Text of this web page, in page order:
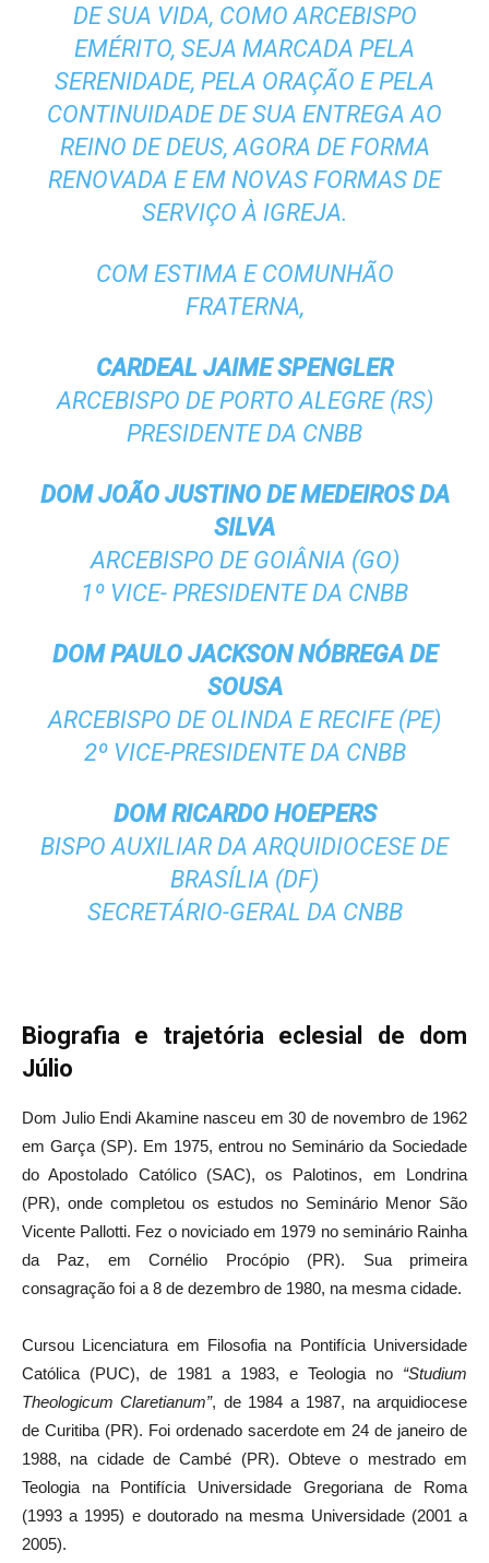
DE SUA VIDA, COMO ARCEBISPO
EMÉRITO, SEJA MARCADA PELA
SERENIDADE, PELA ORAÇÃO E PELA
CONTINUIDADE DE SUA ENTREGA AO
REINO DE DEUS, AGORA DE FORMA
RENOVADA E EM NOVAS FORMAS DE
SERVIÇO À IGREJA.
COM ESTIMA E COMUNHÃO
FRATERNA,
CARDEAL JAIME SPENGLER
ARCEBISPO DE PORTO ALEGRE (RS)
PRESIDENTE DA CNBB
DOM JOÃO JUSTINO DE MEDEIROS DA
SILVA
ARCEBISPO DE GOIÂNIA (GO)
1º VICE- PRESIDENTE DA CNBB
DOM PAULO JACKSON NÓBREGA DE
SOUSA
ARCEBISPO DE OLINDA E RECIFE (PE)
2º VICE-PRESIDENTE DA CNBB
DOM RICARDO HOEPERS
BISPO AUXILIAR DA ARQUIDIOCESE DE
BRASÍLIA (DF)
SECRETÁRIO-GERAL DA CNBB
Biografia e trajetória eclesial de dom
Júlio
Dom Julio Endi Akamine nasceu em 30 de novembro de 1962
em Garça (SP). Em 1975, entrou no Seminário da Sociedade
do Apostolado Católico (SAC), os Palotinos, em Londrina
(PR), onde completou os estudos no Seminário Menor São
Vicente Pallotti. Fez o noviciado em 1979 no seminário Rainha
da Paz, em Cornélio Procópio (PR). Sua primeira
consagração foi a 8 de dezembro de 1980, na mesma cidade.
Cursou Licenciatura em Filosofia na Pontifícia Universidade
Católica (PUC), de 1981 a 1983, e Teologia no “Studium
Theologicum Claretianum”, de 1984 a 1987, na arquidiocese
de Curitiba (PR). Foi ordenado sacerdote em 24 de janeiro de
1988, na cidade de Cambé (PR). Obteve o mestrado em
Teologia na Pontifícia Universidade Gregoriana de Roma
(1993 a 1995) e doutorado na mesma Universidade (2001 a
2005).